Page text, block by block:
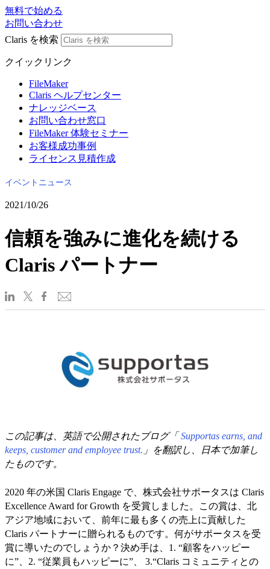
無料で始める
お問い合わせ
Claris を検索
クイックリンク
FileMaker
Claris ヘルプセンター
ナレッジベース
お問い合わせ窓口
FileMaker 体験セミナー
お客様成功事例
ライセンス見積作成
イベントニュース
2021/10/26
信頼を強みに進化を続ける
Claris パートナー
この記事は、英語で公開されたブログ「 Supportas earns, and
keeps, customer and employee trust. 」を翻訳し、日本で加筆し
たものです。
2020 年の米国 Claris Engage で、株式会社サポータスは Claris
Excellence Award for Growth を受賞しました。この賞は、北
アジア地域において、前年に最も多くの売上に貢献した
Claris パートナーに贈られるものです。何がサポータスを受
賞に導いたのでしょうか？決め手は、1. “顧客をハッピー
に”、2. “従業員もハッピーに”、 3.“Claris コミュニティとの